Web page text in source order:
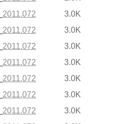
3.0K
3.0K
3.0K
3.0K
3.0K
3.0K
3.0K